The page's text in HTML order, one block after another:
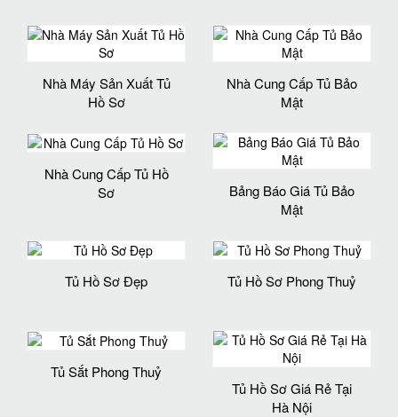
Nhà Máy Sản Xuất Tủ
Hồ Sơ
Nhà Cung Cấp Tủ Bảo
Mật
Nhà Cung Cấp Tủ Hồ
Sơ
Bảng Báo Giá Tủ Bảo
Mật
Tủ Hồ Sơ Đẹp Tủ Hồ Sơ Phong Thuỷ
Tủ Sắt Phong Thuỷ
Tủ Hồ Sơ Giá Rẻ Tại
Hà Nội